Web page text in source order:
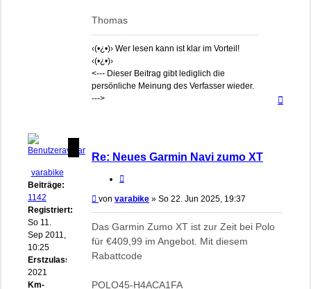
Thomas
‹(•¿•)› Wer lesen kann ist klar im Vorteil!
‹(•¿•)›
<--- Dieser Beitrag gibt lediglich die
persönliche Meinung des Verfasser wieder.
--->
varabike
Beiträge:
1142
Registriert:
So 11.
Sep 2011,
10:25
Erstzulassung:
2021
Km-
Re: Neues Garmin Navi zumo XT
Beitrag
von varabike » So 22. Jun 2025, 19:37
Das Garmin Zumo XT ist zur Zeit bei Polo
für €409,99 im Angebot. Mit diesem
Rabattcode
POLO45-H4ACA1FA